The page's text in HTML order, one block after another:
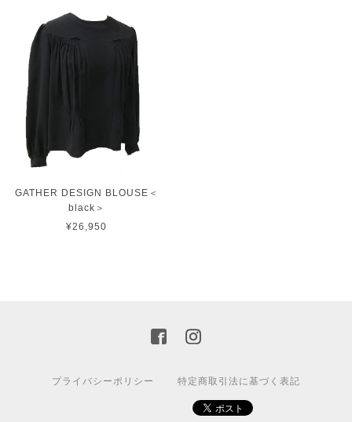
GATHER DESIGN BLOUSE＜
black＞
¥26,950
プライバシーポリシー 特定商取引法に基づく表記